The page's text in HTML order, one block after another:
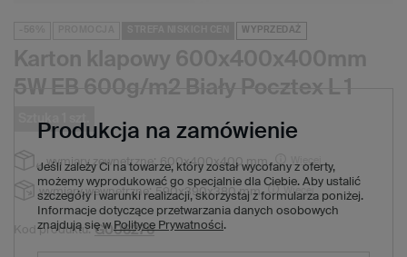
Produkcja na zamówienie
Jeśli zależy Ci na towarze, który został wycofany z oferty,
możemy wyprodukować go specjalnie dla Ciebie. Aby ustalić
szczegóły i warunki realizacji, skorzystaj z formularza poniżej.
Informacje dotyczące przetwarzania danych osobowych
znajdują się w Polityce Prywatności.
WYPRZEDAŻ
Karton klapowy 600x400x400mm
5W EB 600g/m2 Biały Pocztex L 1
wymiary zewnętrzne: 600x400x400 mm
wymiary wewnętrzne: 590x390x380 mm Więcej
Kod produktu: G006276